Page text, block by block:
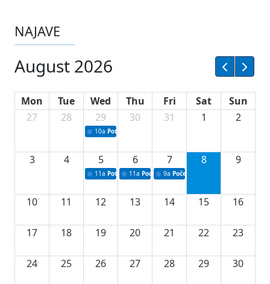
NAJAVE
August 2026
Mon Tue Wed Thu Fri Sat
Sun
27
28 29
10a Potpisivanje ugovora sa neprofitnim
30 31 1 2
3 4 5
11a Potpisivanje ugovora o stipendijama za
6
11a Podrška razvoju vodne infrastrukture u
7
9a Početak izgradnje nove
8 9
10 11 12 13 14 15 16
17 18 19 20 21 22 23
24 25 26 27 28 29 30